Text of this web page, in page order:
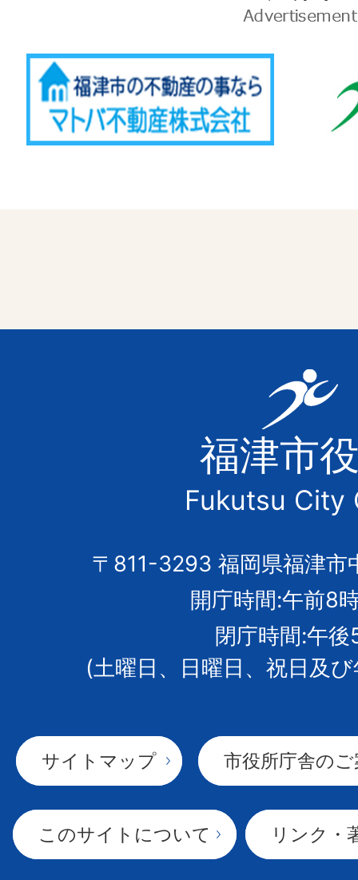
告
福
津
市
の
市
章
福津市
Fukutsu City
〒811-3293 福岡県福津市
開庁時間:午前8
閉庁時間:午後
(土曜日、日曜日、祝日及
サイトマップ 市役所庁舎の
このサイトについて リンク・